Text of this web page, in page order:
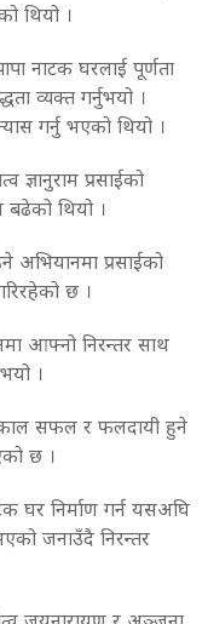
थियो ।
नाटक घरलाई पूर्णता
व्यक्त गर्नुभयो ।
गर्नु भएको थियो ।
ज्ञानुराम प्रसाईको
थियो ।
अभियानमा प्रसाईको
छ ।
आफ्नो निरन्तर साथ
।
सफल र फलदायी हुने
छ ।
घर निर्माण गर्न यसअघि
जनाउँदै निरन्तर